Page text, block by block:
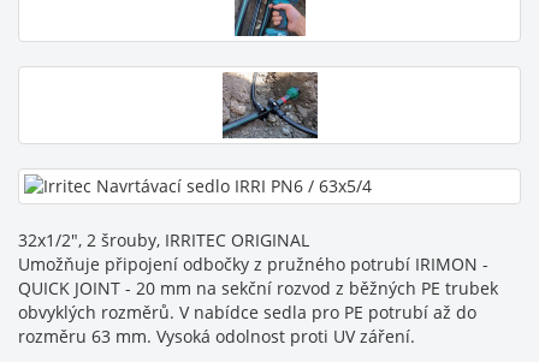
32x1/2", 2 šrouby, IRRITEC ORIGINAL
Umožňuje připojení odbočky z pružného potrubí IRIMON -
QUICK JOINT - 20 mm na sekční rozvod z běžných PE trubek
obvyklých rozměrů. V nabídce sedla pro PE potrubí až do
rozměru 63 mm. Vysoká odolnost proti UV záření.